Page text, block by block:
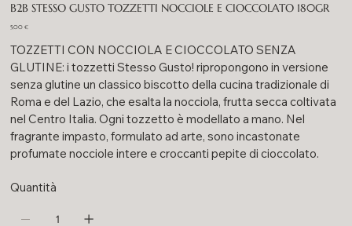
B2B STESSO GUSTO TOZZETTI NOCCIOLE E CIOCCOLATO 180GR
Prezzo
5,00 €
TOZZETTI CON NOCCIOLA E CIOCCOLATO SENZA
GLUTINE: i tozzetti Stesso Gusto! ripropongono in versione
senza glutine un classico biscotto della cucina tradizionale di
Roma e del Lazio, che esalta la nocciola, frutta secca coltivata
nel Centro Italia. Ogni tozzetto è modellato a mano. Nel
fragrante impasto, formulato ad arte, sono incastonate
profumate nocciole intere e croccanti pepite di cioccolato.
Quantità